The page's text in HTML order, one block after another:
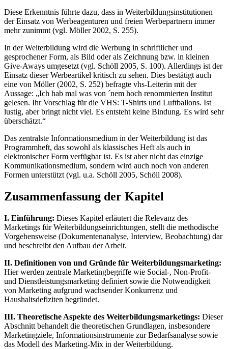
Diese Erkenntnis führte dazu, dass in Weiterbildungsinstitutionen
der Einsatz von Werbeagenturen und freien Werbepartnern immer
mehr zunimmt (vgl. Möller 2002, S. 255).
In der Weiterbildung wird die Werbung in schriftlicher und
gesprochener Form, als Bild oder als Zeichnung bzw. in kleinen
Give-Aways umgesetzt (vgl. Schöll 2005, S. 100). Allerdings ist der
Einsatz dieser Werbeartikel kritisch zu sehen. Dies bestätigt auch
eine von Möller (2002, S. 252) befragte vhs-Leiterin mit der
Aussage: „Ich hab mal was von ´nem hoch renommierten Institut
gelesen. Ihr Vorschlag für die VHS: T-Shirts und Luftballons. Ist
lustig, aber bringt nicht viel. Es entsteht keine Bindung. Es wird sehr
überschätzt.“
Das zentralste Informationsmedium in der Weiterbildung ist das
Programmheft, das sowohl als klassisches Heft als auch in
elektronischer Form verfügbar ist. Es ist aber nicht das einzige
Kommunikationsmedium, sondern wird auch noch von anderen
Formen unterstützt (vgl. u.a. Schöll 2005, Schöll 2008).
Zusammenfassung der Kapitel
I. Einführung: Dieses Kapitel erläutert die Relevanz des
Marketings für Weiterbildungseinrichtungen, stellt die methodische
Vorgehensweise (Dokumentenanalyse, Interview, Beobachtung) dar
und beschreibt den Aufbau der Arbeit.
II. Definitionen von und Gründe für Weiterbildungsmarketing:
Hier werden zentrale Marketingbegriffe wie Social-, Non-Profit-
und Dienstleistungsmarketing definiert sowie die Notwendigkeit
von Marketing aufgrund wachsender Konkurrenz und
Haushaltsdefiziten begründet.
III. Theoretische Aspekte des Weiterbildungsmarketings: Dieser
Abschnitt behandelt die theoretischen Grundlagen, insbesondere
Marketingziele, Informationsinstrumente zur Bedarfsanalyse sowie
das Modell des Marketing-Mix in der Weiterbildung.